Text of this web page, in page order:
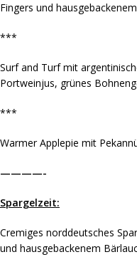
Fingers und
***
Surf and Turf mit
Portweinjus, grünes
***
Warmer Applepie mit
————-
Spargelzeit:
Cremiges norddeutsches
und hausgebackenem